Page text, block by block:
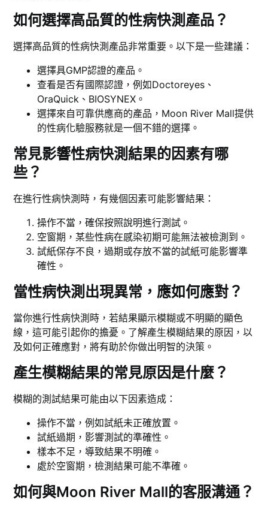
如何選擇高品質的性病快測產品？
選擇高品質的性病快測產品非常重要。以下是一些建議：
選擇具GMP認證的產品。
查看是否有國際認證，例如Doctoreyes、
OraQuick、BIOSYNEX。
選擇來自可靠供應商的產品，Moon River Mall提供
的性病化驗服務就是一個不錯的選擇。
常見影響性病快測結果的因素有哪
些？
在進行性病快測時，有幾個因素可能影響結果：
操作不當，確保按照說明進行測試。
空窗期，某些性病在感染初期可能無法被檢測到。
試紙保存不良，過期或存放不當的試紙可能影響準
確性。
當性病快測出現異常，應如何應對？
當你進行性病快測時，若結果顯示模糊或不明顯的顯色
線，這可能引起你的擔憂。了解產生模糊結果的原因，以
及如何正確應對，將有助於你做出明智的決策。
產生模糊結果的常見原因是什麼？
模糊的測試結果可能由以下因素造成：
操作不當，例如試紙未正確放置。
試紙過期，影響測試的準確性。
樣本不足，導致結果不明確。
處於空窗期，檢測結果可能不準確。
如何與Moon River Mall的客服溝通？